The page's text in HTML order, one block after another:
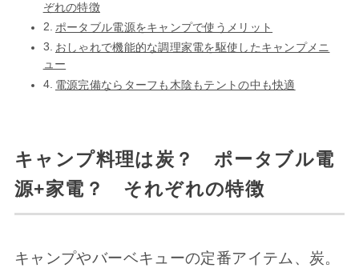
ぞれの特徴
ポータブル電源をキャンプで使うメリット
おしゃれで機能的な調理家電を駆使したキャンプメニ
ュー
電源完備ならターフも木陰もテントの中も快適
キャンプ料理は炭？ ポータブル電
源+家電？ それぞれの特徴
キャンプやバーベキューの定番アイテム、炭。